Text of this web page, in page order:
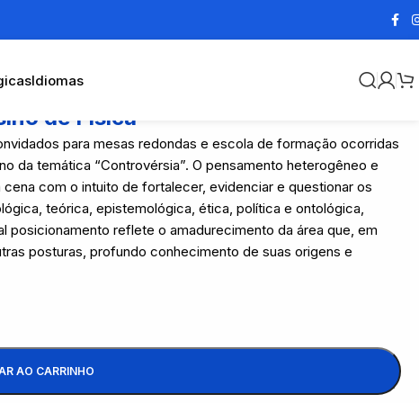
Idiomas
de Física
para mesas redondas e escola de formação ocorridas
da temática “Controvérsia”. O pensamento heterogêneo e
com o intuito de fortalecer, evidenciar e questionar os
teórica, epistemológica, ética, política e ontológica,
posicionamento reflete o amadurecimento da área que, em
posturas, profundo conhecimento de suas origens e
AO CARRINHO